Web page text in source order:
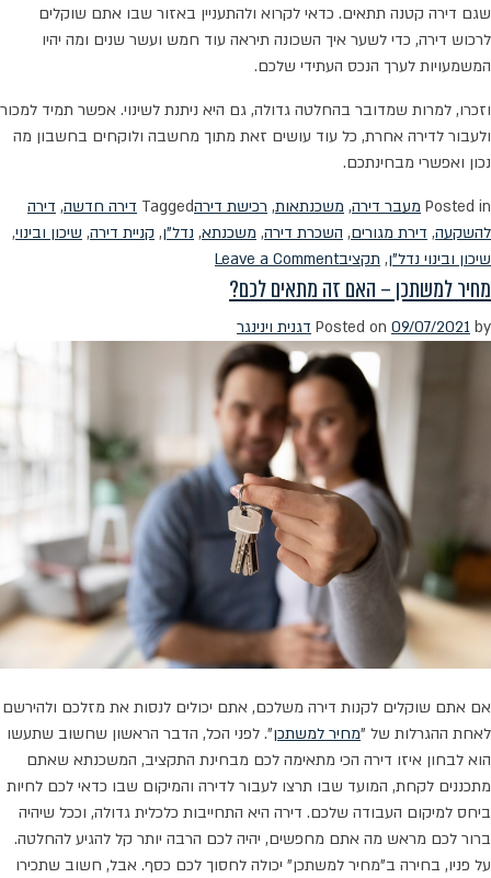
שגם דירה קטנה תתאים. כדאי לקרוא ולהתעניין באזור שבו אתם שוקלים
לרכוש דירה, כדי לשער איך השכונה תיראה עוד חמש ועשר שנים ומה יהיו
המשמעויות לערך הנכס העתידי שלכם.
וזכרו, למרות שמדובר בהחלטה גדולה, גם היא ניתנת לשינוי. אפשר תמיד למכור
ולעבור לדירה אחרת, כל עוד עושים זאת מתוך מחשבה ולוקחים בחשבון מה
נכון ואפשרי מבחינתכם.
Posted in מעבר דירה, משכנתאות, רכישת דירהTagged דירה חדשה, דירה
להשקעה, דירת מגורים, השכרת דירה, משכנתא, נדל"ן, קניית דירה, שיכון ובינוי,
שיכון ובינוי נדל"ן, תקציבLeave a Comment
on
משכירים?
מחיר למשתכן – האם זה מתאים לכם?
Posted on 09/07/2021 by דגנית וינינגר
אם אתם שוקלים לקנות דירה משלכם, אתם יכולים לנסות את מזלכם ולהירשם
לאחת ההגרלות של "מחיר למשתכן". לפני הכל, הדבר הראשון שחשוב שתעשו
הוא לבחון איזו דירה הכי מתאימה לכם מבחינת התקציב, המשכנתא שאתם
מתכננים לקחת, המועד שבו תרצו לעבור לדירה והמיקום שבו כדאי לכם לחיות
ביחס למיקום העבודה שלכם. דירה היא התחייבות כלכלית גדולה, וככל שיהיה
ברור לכם מראש מה אתם מחפשים, יהיה לכם הרבה יותר קל להגיע להחלטה.
על פניו, בחירה ב"מחיר למשתכן" יכולה לחסוך לכם כסף. אבל, חשוב שתכירו